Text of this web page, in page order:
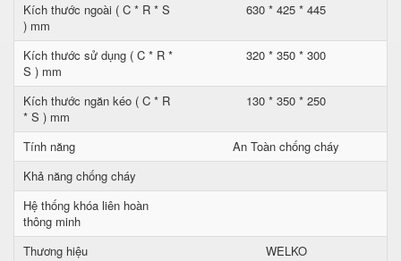
Kích thước ngoài ( C * R * S
) mm
630 * 425 * 445
Kích thước sử dụng ( C * R *
S ) mm
320 * 350 * 300
Kích thước ngăn kéo ( C * R
* S ) mm
130 * 350 * 250
Tính năng
An Toàn chống cháy
Khả năng chống cháy
Hệ thống khóa liên hoàn
thông minh
Thương hiệu
WELKO